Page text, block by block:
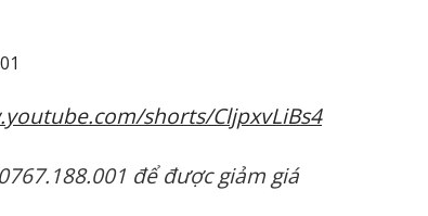
shorts/CljpxvLiBs4
để được giảm giá